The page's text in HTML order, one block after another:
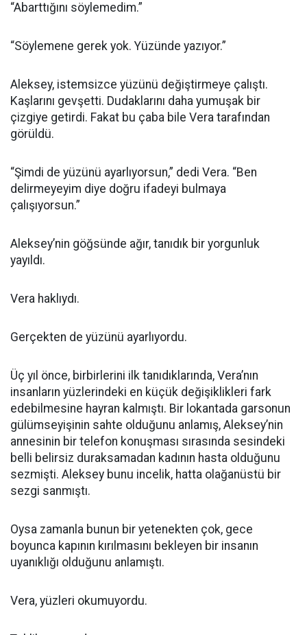
“Abarttığını söylemedim.”
“Söylemene gerek yok. Yüzünde yazıyor.”
Aleksey, istemsizce yüzünü değiştirmeye çalıştı.
Kaşlarını gevşetti. Dudaklarını daha yumuşak bir
çizgiye getirdi. Fakat bu çaba bile Vera tarafından
görüldü.
“Şimdi de yüzünü ayarlıyorsun,” dedi Vera. “Ben
delirmeyeyim diye doğru ifadeyi bulmaya
çalışıyorsun.”
Aleksey’nin göğsünde ağır, tanıdık bir yorgunluk
yayıldı.
Vera haklıydı.
Gerçekten de yüzünü ayarlıyordu.
Üç yıl önce, birbirlerini ilk tanıdıklarında, Vera’nın
insanların yüzlerindeki en küçük değişiklikleri fark
edebilmesine hayran kalmıştı. Bir lokantada garsonun
gülümseyişinin sahte olduğunu anlamış, Aleksey’nin
annesinin bir telefon konuşması sırasında sesindeki
belli belirsiz duraksamadan kadının hasta olduğunu
sezmişti. Aleksey bunu incelik, hatta olağanüstü bir
sezgi sanmıştı.
Oysa zamanla bunun bir yetenekten çok, gece
boyunca kapının kırılmasını bekleyen bir insanın
uyanıklığı olduğunu anlamıştı.
Vera, yüzleri okumuyordu.